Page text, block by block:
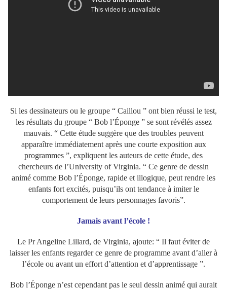
Si les dessinateurs ou le groupe “ Caillou ” ont bien réussi le test,
les résultats du groupe “ Bob l’Éponge ” se sont révélés assez
mauvais. “ Cette étude suggère que des troubles peuvent
apparaître immédiatement après une courte exposition aux
programmes ”, expliquent les auteurs de cette étude, des
chercheurs de l’University of Virginia. “ Ce genre de dessin
animé comme Bob l’Éponge, rapide et illogique, peut rendre les
enfants fort excités, puisqu’ils ont tendance à imiter le
comportement de leurs personnages favoris”.
Jamais avant l’école !
Le Pr Angeline Lillard, de Virginia, ajoute: “ Il faut éviter de
laisser les enfants regarder ce genre de programme avant d’aller à
l’école ou avant un effort d’attention et d’apprentissage ”.
Bob l’Éponge n’est cependant pas le seul dessin animé qui aurait